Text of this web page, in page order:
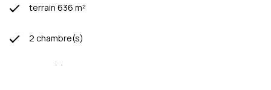
terrain 636 m²
2 chambre(s)
1 salle(s) de bain